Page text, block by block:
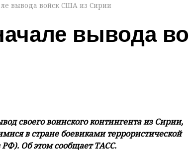
вывода войск США из Сирии
вывода
своего воинского контингента из Сирии,
в стране боевиками террористической
Об этом сообщает ТАСС.